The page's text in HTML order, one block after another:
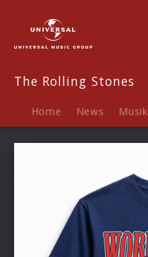
The Rolling Stones
Home News Musik